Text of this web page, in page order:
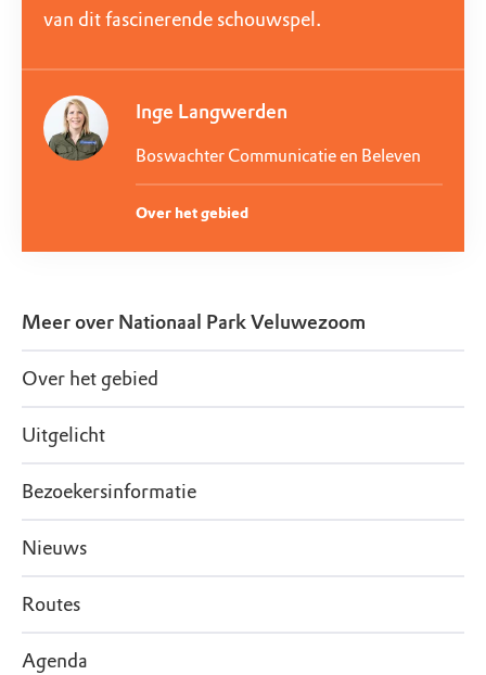
van dit fascinerende schouwspel.
Inge Langwerden
Boswachter Communicatie en Beleven
Over het gebied
Meer over Nationaal Park Veluwezoom
Over het gebied
Uitgelicht
Bezoekersinformatie
Nieuws
Routes
Agenda